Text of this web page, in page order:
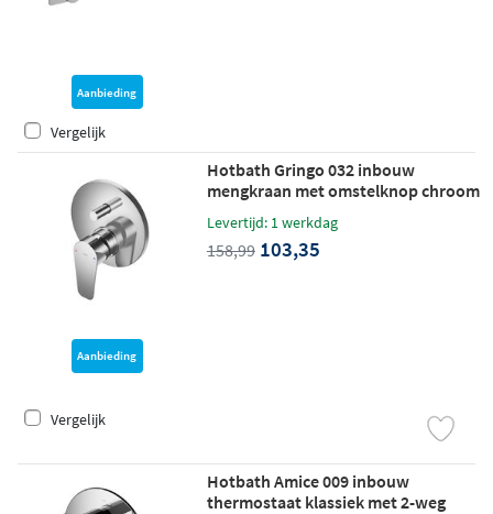
Aanbieding
Vergelijk
Aanbieding
Hotbath Gringo 032 inbouw
mengkraan met omstelknop chroom
Levertijd: 1 werkdag
158,99 103,35
Vergelijk
Hotbath Amice 009 inbouw
thermostaat klassiek met 2-weg